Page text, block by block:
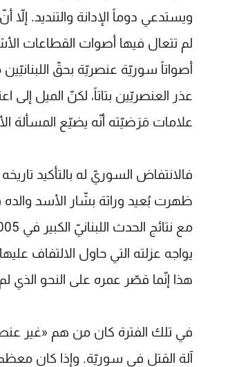
ويستدعي دوماً الإدانة والتنديد. إلاّ
لم تتعال فيها أصوات القطاعات
أصواتاً سوريّة عنصريّة بحقّ
عذر العنصريّين بتاتاً، لكنّ الميل
علامات مَرَضيّته أنّه يضيّع المسألة
فالانتفاض السوريّ له بالتأكيد
يواجه عزلته التي حاول الالتفاف
هذا إنّما قصّر عمره على النحو الذي لم
في تلك الفترة كان من هم «غير
آلة القتل في سوريّة. وإذا كان معظم